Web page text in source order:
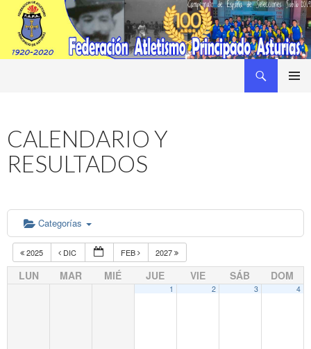
CALENDARIO Y
RESULTADOS
Categorías
2025 DIC FEB 2027
LUN MAR MIÉ JUE VIE SÁB DOM
1 2 3 4